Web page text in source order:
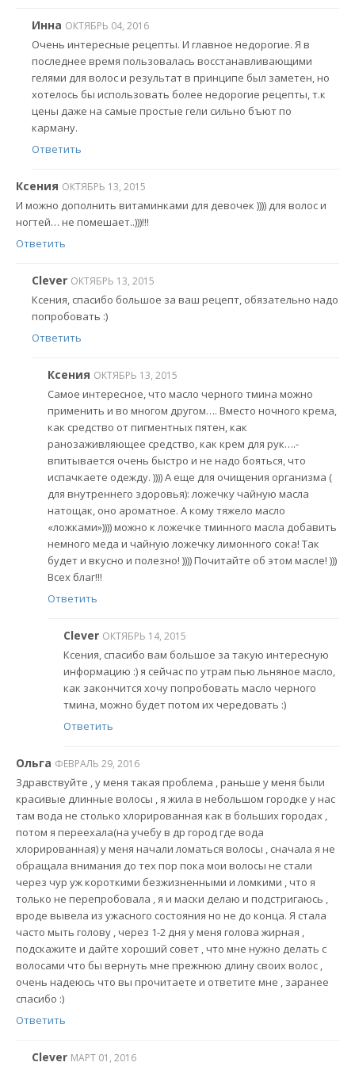
Инна ОКТЯБРЬ 04, 2016
Очень интересные рецепты. И главное недорогие. Я в
последнее время пользовалась восстанавливающими
гелями для волос и результат в принципе был заметен, но
хотелось бы использовать более недорогие рецепты, т.к
цены даже на самые простые гели сильно бъют по
карману.
Ответить
Ксения ОКТЯБРЬ 13, 2015
И можно дополнить витаминками для девочек )))) для волос и
ногтей… не помешает..)))!!!
Ответить
Clever ОКТЯБРЬ 13, 2015
Ксения, спасибо большое за ваш рецепт, обязательно надо
попробовать :)
Ответить
Ксения ОКТЯБРЬ 13, 2015
Самое интересное, что масло черного тмина можно
применить и во многом другом…. Вместо ночного крема,
как средство от пигментных пятен, как
ранозаживляющее средство, как крем для рук….-
впитывается очень быстро и не надо бояться, что
испачкаете одежду. )))) А еще для очищения организма (
для внутреннего здоровья): ложечку чайную масла
натощак, оно ароматное. А кому тяжело масло
«ложками»)))) можно к ложечке тминного масла добавить
немного меда и чайную ложечку лимонного сока! Так
будет и вкусно и полезно! )))) Почитайте об этом масле! )))
Всех благ!!!
Ответить
Clever ОКТЯБРЬ 14, 2015
Ксения, спасибо вам большое за такую интересную
информацию :) я сейчас по утрам пью льняное масло,
как закончится хочу попробовать масло черного
тмина, можно будет потом их чередовать :)
Ответить
Ольга ФЕВРАЛЬ 29, 2016
Здравствуйте , у меня такая проблема , раньше у меня были
красивые длинные волосы , я жила в небольшом городке у нас
там вода не столько хлорированная как в больших городах ,
потом я переехала(на учебу в др город где вода
хлорированная) у меня начали ломаться волосы , сначала я не
обращала внимания до тех пор пока мои волосы не стали
через чур уж короткими безжизненными и ломкими , что я
только не перепробовала , я и маски делаю и подстригаюсь ,
вроде вывела из ужасного состояния но не до конца. Я стала
часто мыть голову , через 1-2 дня у меня голова жирная ,
подскажите и дайте хороший совет , что мне нужно делать с
волосами что бы вернуть мне прежнюю длину своих волос ,
очень надеюсь что вы прочитаете и ответите мне , заранее
спасибо :)
Ответить
Clever МАРТ 01, 2016